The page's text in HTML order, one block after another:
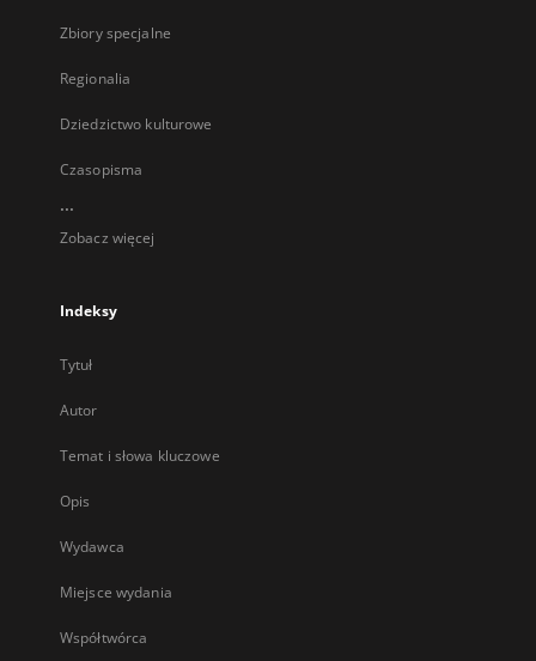
Zbiory specjalne
Regionalia
Dziedzictwo kulturowe
Czasopisma
...
Zobacz więcej
Indeksy
Tytuł
Autor
Temat i słowa kluczowe
Opis
Wydawca
Miejsce wydania
Współtwórca